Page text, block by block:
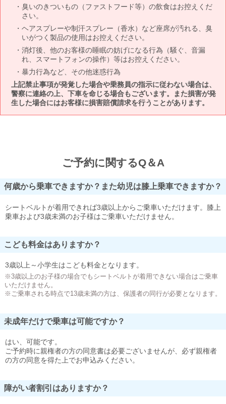
臭いのきついもの（ファストフード等）の飲食はお控えくだ
さい。
ヘアスプレーや制汗スプレー（香水）など座席が汚れる、臭
いがつく製品の使用はお控えください。
消灯後、他のお客様の睡眠の妨げになる行為（騒ぐ、音漏
れ、スマートフォンの操作）等はお控えください。
暴力行為など、その他迷惑行為
上記禁止事項が発覚した場合や乗務員の指示に従わない場合は、
警察に連絡の上、下車を命じる場合もございます。また損害が発
生した場合にはお客様に損害賠償請求を行うことがあります。
ご予約に関するQ＆A
何歳から乗車できますか？また幼児は膝上乗車できますか？
シートベルトが着用できれば3歳以上からご乗車いただけます。膝上
乗車および3歳未満のお子様はご乗車いただけません。
こども料金はありますか？
3歳以上～小学生はこども料金となります。
※3歳以上のお子様の場合でもシートベルトが着用できない場合はご乗車
いただけません。
※ご乗車される時点で13歳未満の方は、保護者の同行が必要となります。
未成年だけで乗車は可能ですか？
はい、可能です。
ご予約時に親権者の方の同意書は必要ございませんが、必ず親権者
の方の同意を得た上でお申込みください。
障がい者割引はありますか？